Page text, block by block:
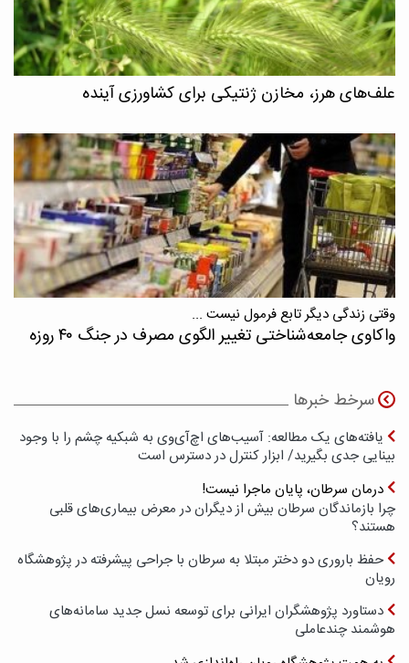
علف‌های هرز، مخازن ژنتیکی برای کشاورزی آینده
وقتی زندگی دیگر تابع فرمول نیست ...
واکاوی جامعه‌شناختی تغییر الگوی مصرف در جنگ ۴۰ روزه
سرخط خبرها
یافته‌های یک مطالعه: آسیب‌های اچ‌آی‌وی به شبکیه چشم را با وجود
بینایی جدی بگیرید/ ابزار کنترل در دسترس است
درمان سرطان، پایان ماجرا نیست!
چرا بازماندگان سرطان بیش از دیگران در معرض بیماری‌های قلبی
هستند؟
حفظ باروری دو دختر مبتلا به سرطان با جراحی پیشرفته در پژوهشگاه
رویان
دستاورد پژوهشگران ایرانی برای توسعه نسل جدید سامانه‌های
هوشمند چندعاملی